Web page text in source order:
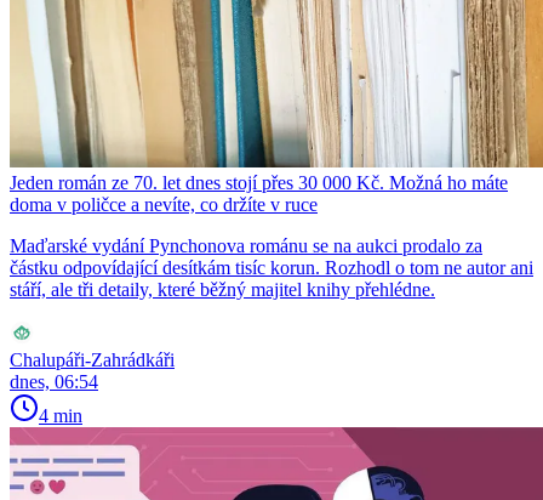
Jeden román ze 70. let dnes stojí přes 30 000 Kč. Možná ho máte
doma v poličce a nevíte, co držíte v ruce
Maďarské vydání Pynchonova románu se na aukci prodalo za
částku odpovídající desítkám tisíc korun. Rozhodl o tom ne autor ani
stáří, ale tři detaily, které běžný majitel knihy přehlédne.
Chalupáři-Zahrádkáři
dnes, 06:54
4 min